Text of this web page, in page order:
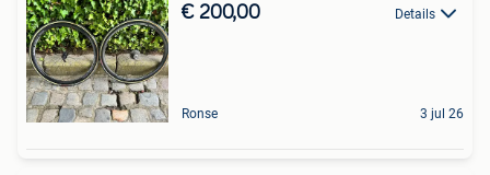
€ 200,00 Details
Ronse 3 jul 26